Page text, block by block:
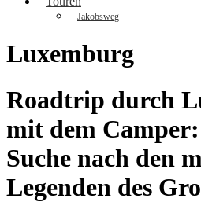
Jakobsweg
Luxemburg
Roadtrip durch
mit dem
Suche nach den
Legenden des